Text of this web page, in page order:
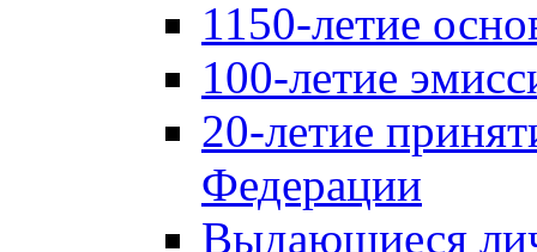
1150-летие
100-летие
20-летие
Федерации
Выдающиеся